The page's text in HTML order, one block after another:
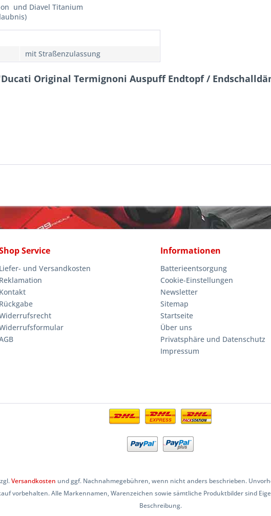
und Diavel Titanium
mit Straßenzulassung
Original Termignoni Auspuff Endtopf /
Service
Liefer- und Versandkosten
Reklamation
Kontakt
Rückgabe
Informationen
Batterieentsorgung
Cookie-Einstellungen
Newsletter
Sitemap
Startseite
Über uns
Privatsphäre und Datenschutz
Impressum
Versandkosten und ggf. Nachnahmegebühren, wenn nicht anders beschrieben.
vorbehalten. Alle Markennamen, Warenzeichen sowie sämtliche Produktbilder sind
Beschreibung.